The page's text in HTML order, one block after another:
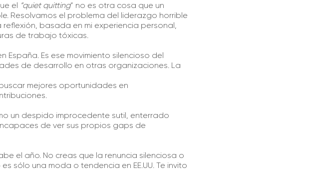
el “quiet quitting” no es otra cosa que un
Resolvamos el problema del liderazgo horrible
basada en mi experiencia personal,
de trabajo tóxicas.
España. Es ese movimiento silencioso del
de desarrollo en otras organizaciones. La
mejores oportunidades en
un despido improcedente sutil, enterrado
de ver sus propios gaps de
el año. No creas que la renuncia silenciosa o
sólo una moda o tendencia en EE.UU. Te invito